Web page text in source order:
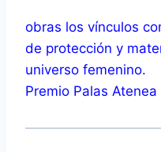
obras los vínculos
de protección y
universo femenino.
Premio Palas Atenea